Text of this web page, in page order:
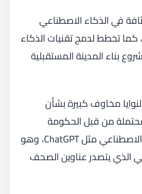
في الذكاء الاصطناعي
كجزء من مبادرة رؤية 2030، كما تخطط لدمج تقنيات الذكاء
بناء المدينة المستقبلية
مخاوف كبيرة بشأن
من قبل الحكومة
السعودية باستخدام الذكاء الاصطناعي مثل ChatGPT، وهو
الذي يتصدر عناوين الصحف